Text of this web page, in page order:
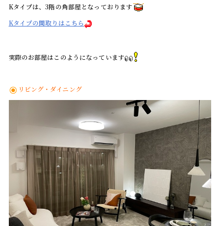
Kタイプは、3階の角部屋となっております
Kタイプの間取りはこちら
実際のお部屋はこのようになっています
リビング・ダイニング